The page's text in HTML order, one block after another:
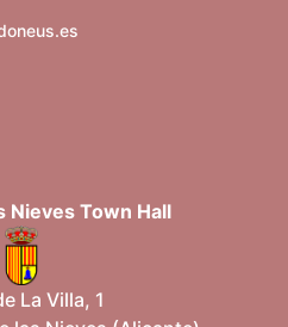
Nieves Town Hall
La Villa, 1